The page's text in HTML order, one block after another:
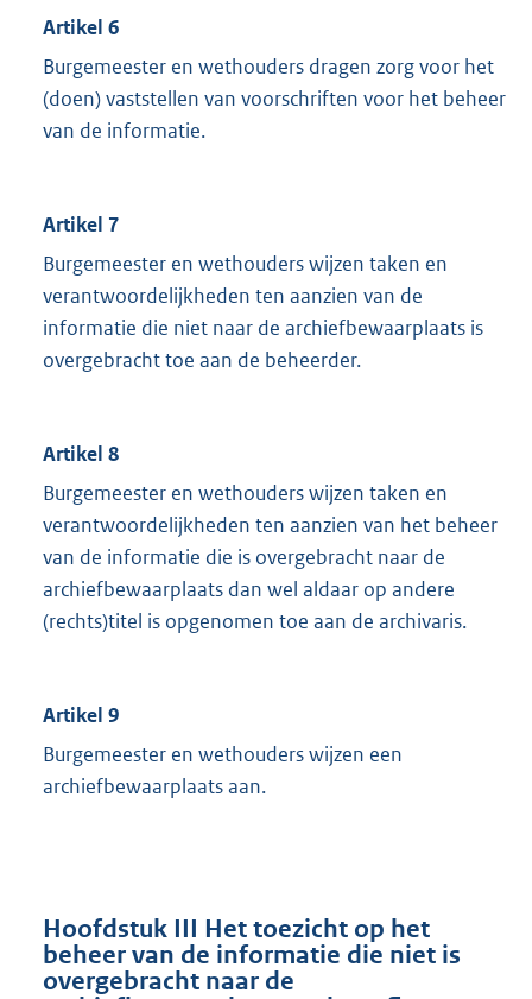
Artikel 6
Burgemeester en wethouders dragen zorg voor het
(doen) vaststellen van voorschriften voor het beheer
van de informatie.
Artikel 7
Burgemeester en wethouders wijzen taken en
verantwoordelijkheden ten aanzien van de
informatie die niet naar de archiefbewaarplaats is
overgebracht toe aan de beheerder.
Artikel 8
Burgemeester en wethouders wijzen taken en
verantwoordelijkheden ten aanzien van het beheer
van de informatie die is overgebracht naar de
archiefbewaarplaats dan wel aldaar op andere
(rechts)titel is opgenomen toe aan de archivaris.
Artikel 9
Burgemeester en wethouders wijzen een
archiefbewaarplaats aan.
Hoofdstuk III Het toezicht op het
beheer van de informatie die niet is
overgebracht naar de